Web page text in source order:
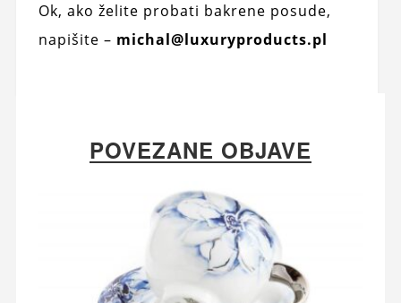
Ok, ako želite probati bakrene posude,
napišite – michal@luxuryproducts.pl
POVEZANE OBJAVE